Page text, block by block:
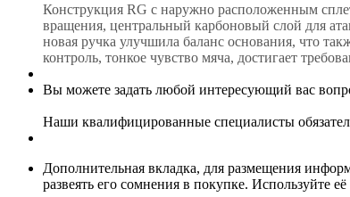
Конструкция RG с наружно расположенным
вращения, центральный карбоновый слой для
новая ручка улучшила баланс основания, что
контроль, тонкое чувство мяча, достигает
Вы можете задать любой интересующий вас
Наши квалифицированные специалисты
Дополнительная вкладка, для размещения
развеять его сомнения в покупке. Используйте